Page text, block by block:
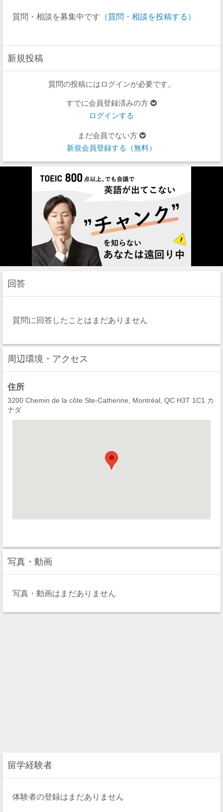
質問・相談を募集中です （質問・相談を投稿する）
新規投稿
質問の投稿にはログインが必要です。
すでに会員登録済みの方
ログインする
まだ会員でない方
新規会員登録する（無料）
回答
質問に回答したことはまだありません
周辺環境・アクセス
住所
3200 Chemin de la côte Ste-Catherine, Montréal, QC H3T 1C1 カ
ナダ
写真・動画
写真・動画はまだありません
留学経験者
体験者の登録はまだありません